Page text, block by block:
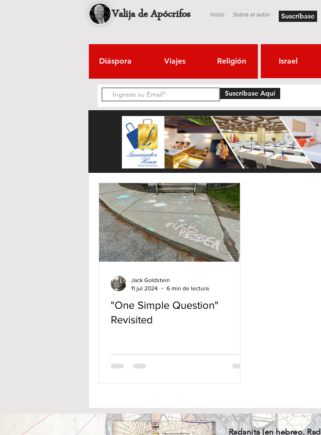
Valija de Apócrifos Inicio Sobre el autor Suscríbase
Diáspora Viajes Religión Israel
Suscríbase Aquí
"One Simple Question"
Revisited
Jack Goldstein
11 jul 2024
6 min de lectura
Radanita (enhebreo